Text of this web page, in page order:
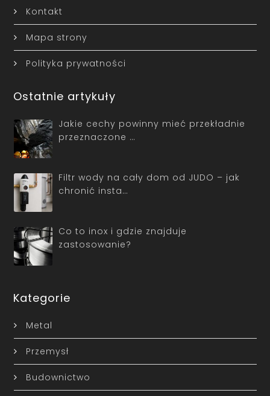
Kontakt
Mapa strony
Polityka prywatności
Ostatnie artykuły
Jakie cechy powinny mieć przekładnie
przeznaczone …
Filtr wody na cały dom od JUDO – jak
chronić insta…
Co to inox i gdzie znajduje
zastosowanie?
Kategorie
Metal
Przemysł
Budownictwo